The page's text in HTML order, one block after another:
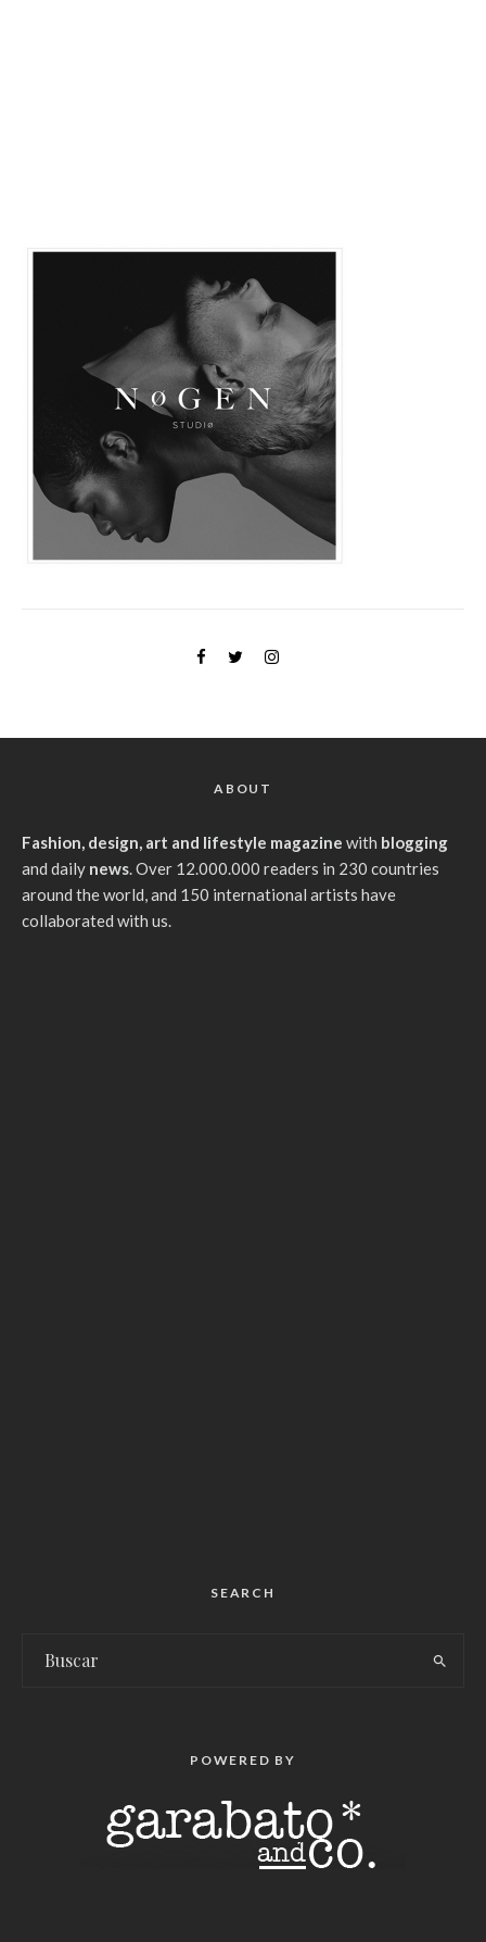
ABOUT
Fashion, design, art and lifestyle magazine with blogging
and daily news. Over 12.000.000 readers in 230 countries
around the world, and 150 international artists have
collaborated with us.
SEARCH
POWERED BY